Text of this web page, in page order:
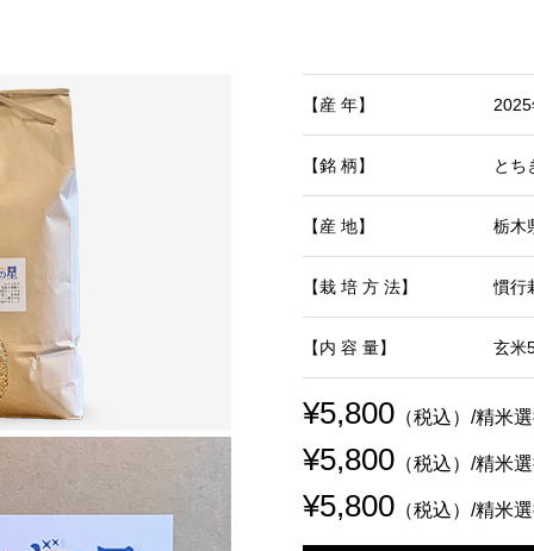
【産 年】
【銘 柄】 とち
【産 地】 栃木
【栽 培 方 法】 慣行
【内 容 量】 玄米
¥5,800 （税込）/精米
¥5,800 （税込）/精米
¥5,800 （税込）/精米